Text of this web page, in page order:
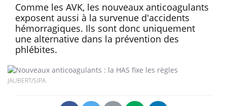
Comme les AVK, les nouveaux anticoagulants
exposent aussi à la survenue d'accidents
hémorragiques. Ils sont donc uniquement
une alternative dans la prévention des
phlébites.
JAUBERT/SIPA